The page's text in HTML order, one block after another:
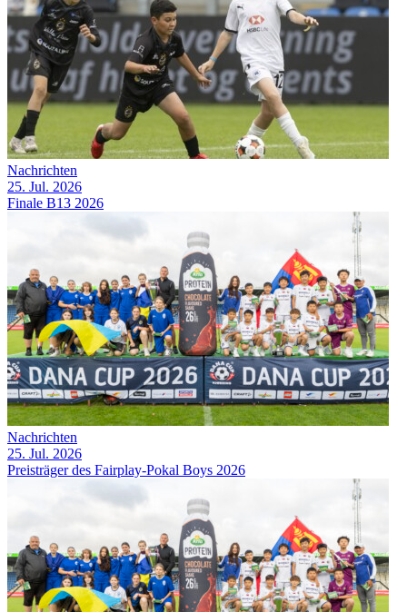
Nachrichten
25. Jul. 2026
Finale B13 2026
Nachrichten
25. Jul. 2026
Preisträger des Fairplay-Pokal Boys 2026